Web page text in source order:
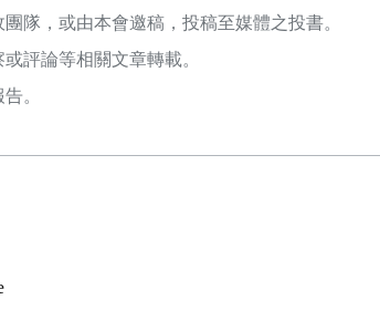
隊，或由本會邀稿，投稿至媒體之投書。
評論等相關文章轉載。
。